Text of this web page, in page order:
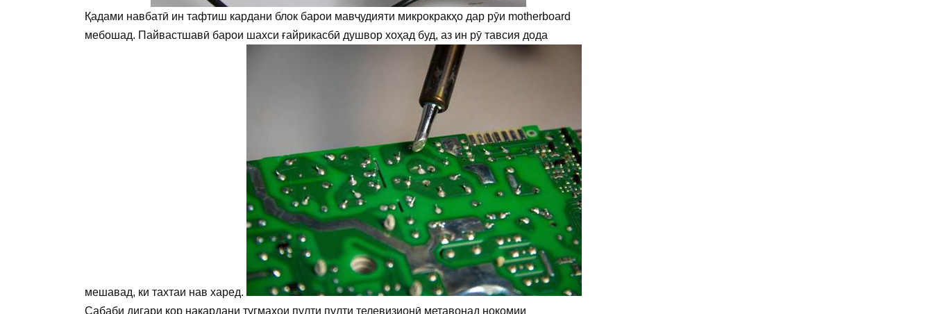
Қадами навбатӣ ин тафтиш кардани блок барои мавҷудияти микрокракҳо дар рӯи motherboard
мебошад. Пайвастшавӣ барои шахси ғайрикасбӣ душвор хоҳад буд, аз ин рӯ тавсия дода
мешавад, ки тахтаи нав харед.
Сабаби дигари кор накардани тугмаҳои пулти пулти телевизионӣ метавонад нокомии